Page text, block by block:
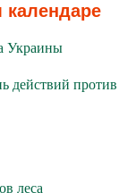
календаре
Украины
действий против
леса